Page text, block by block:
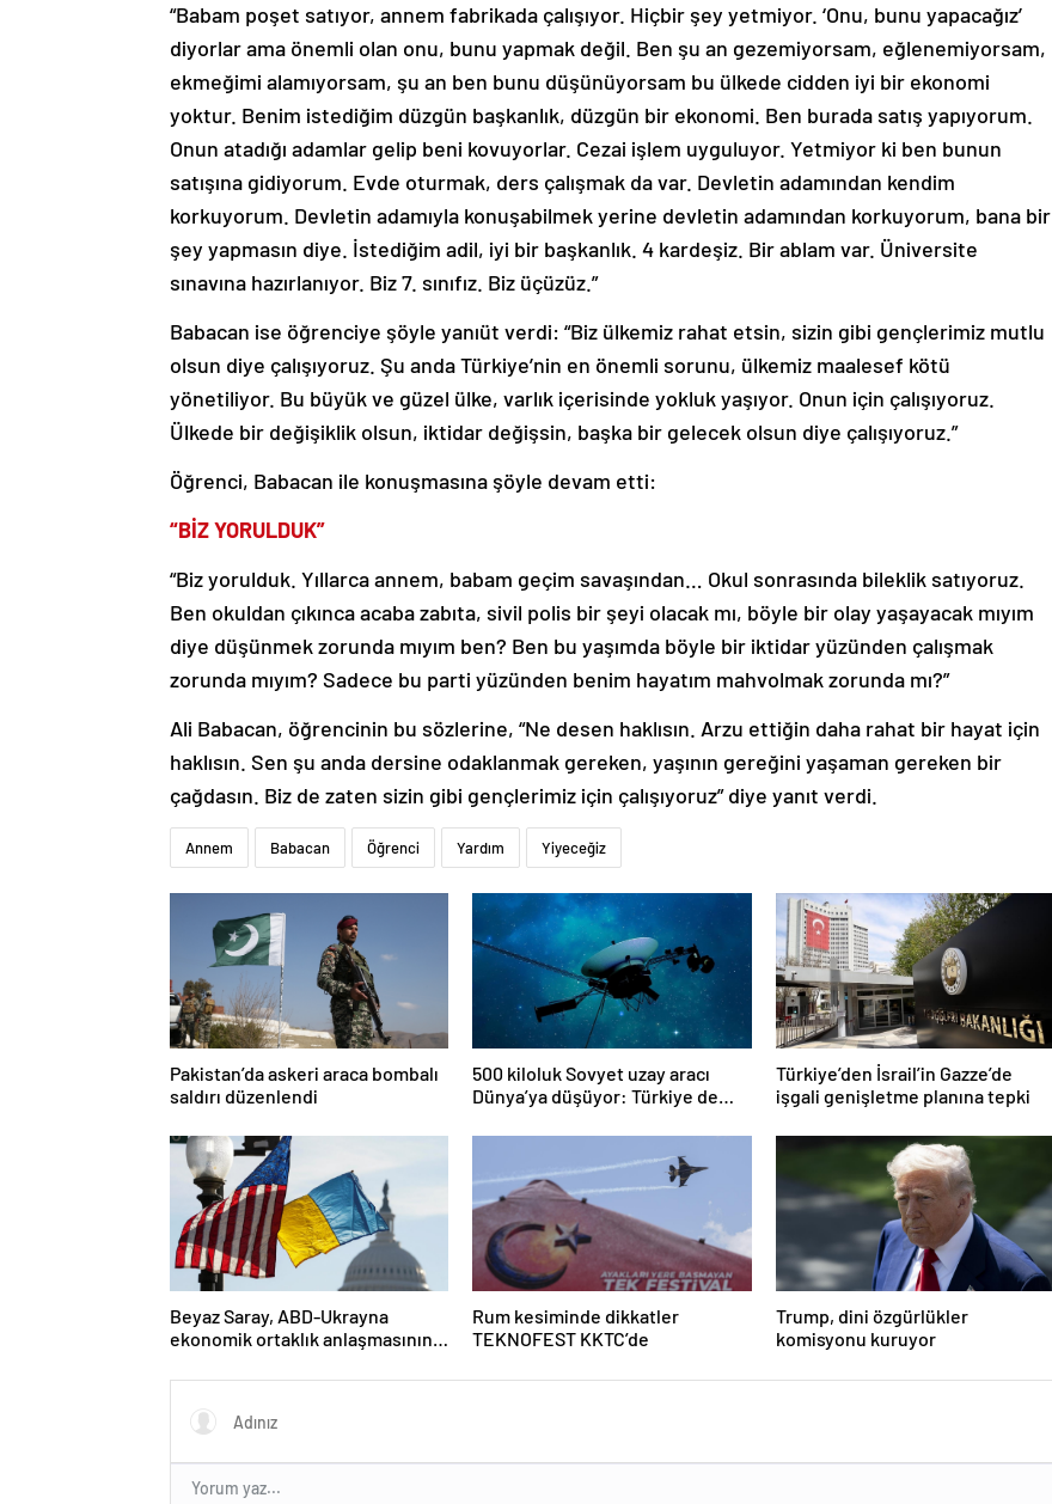
“Babam poşet satıyor, annem fabrikada çalışıyor. Hiçbir şey yetmiyor. ‘Onu, bunu yapacağız’
diyorlar ama önemli olan onu, bunu yapmak değil. Ben şu an gezemiyorsam, eğlenemiyorsam,
ekmeğimi alamıyorsam, şu an ben bunu düşünüyorsam bu ülkede cidden iyi bir ekonomi
yoktur. Benim istediğim düzgün başkanlık, düzgün bir ekonomi. Ben burada satış yapıyorum.
Onun atadığı adamlar gelip beni kovuyorlar. Cezai işlem uyguluyor. Yetmiyor ki ben bunun
satışına gidiyorum. Evde oturmak, ders çalışmak da var. Devletin adamından kendim
korkuyorum. Devletin adamıyla konuşabilmek yerine devletin adamından korkuyorum, bana bir
şey yapmasın diye. İstediğim adil, iyi bir başkanlık. 4 kardeşiz. Bir ablam var. Üniversite
sınavına hazırlanıyor. Biz 7. sınıfız. Biz üçüzüz.”
Babacan ise öğrenciye şöyle yanıüt verdi: “Biz ülkemiz rahat etsin, sizin gibi gençlerimiz mutlu
olsun diye çalışıyoruz. Şu anda Türkiye’nin en önemli sorunu, ülkemiz maalesef kötü
yönetiliyor. Bu büyük ve güzel ülke, varlık içerisinde yokluk yaşıyor. Onun için çalışıyoruz.
Ülkede bir değişiklik olsun, iktidar değişsin, başka bir gelecek olsun diye çalışıyoruz.”
Öğrenci, Babacan ile konuşmasına şöyle devam etti:
“BİZ YORULDUK”
“Biz yorulduk. Yıllarca annem, babam geçim savaşından… Okul sonrasında bileklik satıyoruz.
Ben okuldan çıkınca acaba zabıta, sivil polis bir şeyi olacak mı, böyle bir olay yaşayacak mıyım
diye düşünmek zorunda mıyım ben? Ben bu yaşımda böyle bir iktidar yüzünden çalışmak
zorunda mıyım? Sadece bu parti yüzünden benim hayatım mahvolmak zorunda mı?”
Ali Babacan, öğrencinin bu sözlerine, “Ne desen haklısın. Arzu ettiğin daha rahat bir hayat için
haklısın. Sen şu anda dersine odaklanmak gereken, yaşının gereğini yaşaman gereken bir
çağdasın. Biz de zaten sizin gibi gençlerimiz için çalışıyoruz” diye yanıt verdi.
Annem Babacan Öğrenci Yardım Yiyeceğiz
Pakistan’da askeri araca bombalı
saldırı düzenlendi
500 kiloluk Sovyet uzay aracı
Dünya’ya düşüyor: Türkiye de
Türkiye’den İsrail’in Gazze’de
işgali genişletme planına tepki
Beyaz Saray, ABD-Ukrayna
ekonomik ortaklık anlaşmasının
Rum kesiminde dikkatler
TEKNOFEST KKTC’de
Trump, dini özgürlükler
komisyonu kuruyor